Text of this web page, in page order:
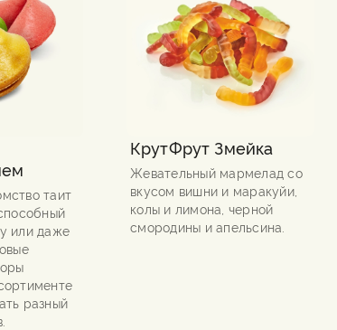
таит
или даже
разный
КрутФрут Змейка
Жевательный мармелад со
вкусом вишни и маракуйи,
колы и лимона, черной
смородины и апельсина.